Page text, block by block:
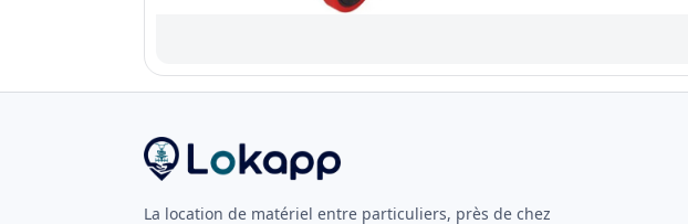
La location de matériel entre particuliers, près de chez